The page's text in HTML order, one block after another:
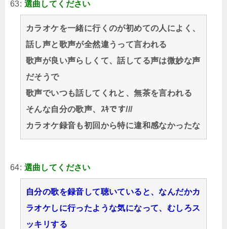
63: 選曲してください
カラオケを一緒に行くのが初めての人によく、
話し声と歌声が全然違うって言われる
歌声が良い声らしくて、話してる声は微妙な声
だそうで
歌声でいつも話してくれと、無茶を言われる
そんな自分の歌声、ｽｷです///
カラオケ録音も初回から特に違和感なかったな
64: 選曲してください
自分の歌を録音して聴いていると、なんだかカ
ラオケしに行ったような気になって、むしろス
ッキリする